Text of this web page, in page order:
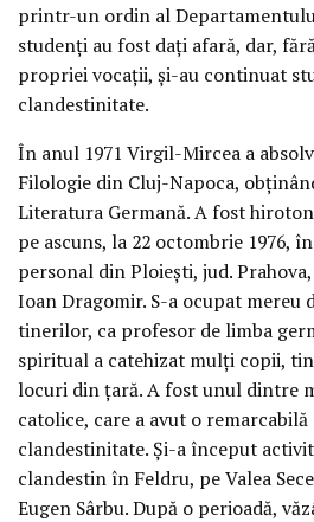
printr-un ordin al
studenți au fost dați afară, dar,
propriei vocații, și-au continuat
clandestinitate.
În anul 1971 Virgil-Mircea a
Filologie din Cluj-Napoca,
Literatura Germană. A fost
pe ascuns, la 22 octombrie 1976,
personal din Ploiești, jud.
Ioan Dragomir. S-a ocupat mereu
tinerilor, ca profesor de limba
spiritual a catehizat mulți copii,
locuri din țară. A fost unul dintre
catolice, care a avut o
clandestinitate. Și-a început
clandestin în Feldru, pe Valea
Eugen Sârbu. După o perioadă,